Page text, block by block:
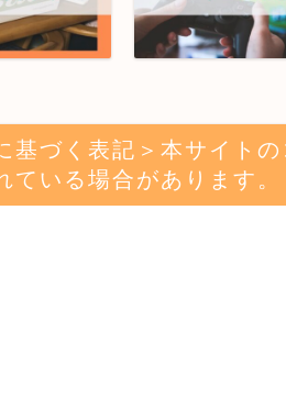
基づく表記＞本サイト
ている場合があります。